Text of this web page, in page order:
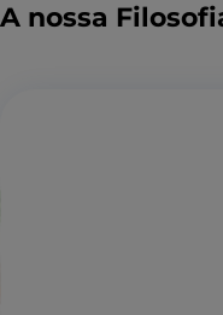
A nossa